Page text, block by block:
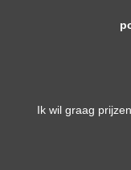
Ik wil graag